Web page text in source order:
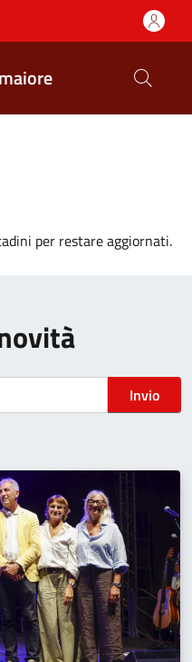
per restare aggiornati.
Invio